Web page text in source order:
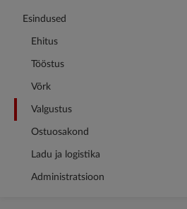
Esindused
Ehitus
Tööstus
Võrk
Valgustus
Ostuosakond
Ladu ja logistika
Administratsioon